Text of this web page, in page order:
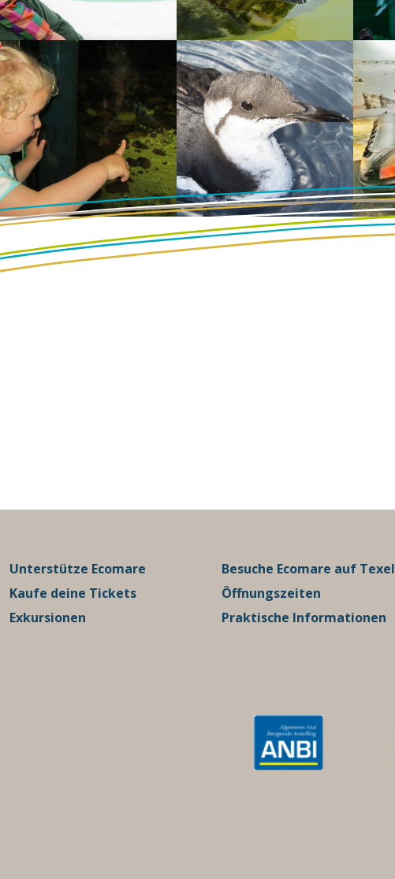
Unterstütze Ecomare
Kaufe deine Tickets
Exkursionen
Besuche Ecomare auf Texel
Öffnungszeiten
Praktische Informationen